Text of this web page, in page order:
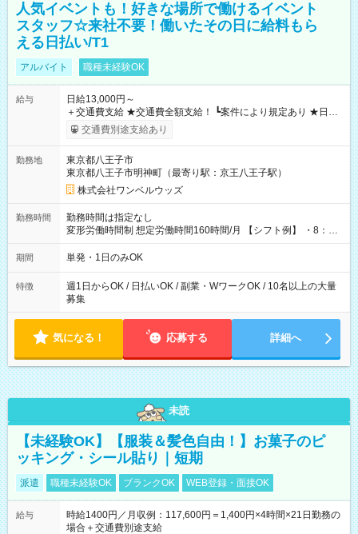
人気イベントも！好きな場所で働けるイベント
スタッフ☆来社不要！働いたその日に給料もら
える日払い/T1
アルバイト 職種未経験OK
給与
日給13,000円～
＋交通費支給 ★交通費全額支給！ ┗案件により規定あり ★日払
いOK！（規定あり） ┗働いたその日に現金GET♪ お仕事後はコ
ンビニATMから 日払い分を引き落とせます！ 【試用期間】試
交通費別途支給あり
勤務地
東京都八王子市
東京都八王子市明神町（最寄り駅：京王八王子駅）
株式会社ワンベルウッズ
勤務時間
勤務時間は指定なし
変形労働時間制 想定労働時間160時間/月 【シフト例】 ・8：00
～21：00
期間 単発・1日のみOK
特徴
週1日からOK / 日払いOK / 副業・WワークOK / 10名以上の大量
募集
気になる！ 応募する 詳細へ
未読
【未経験OK】【服装＆髪色自由！】お菓子のピ
ッキング・シール貼り｜短期
派遣 職種未経験OK ブランクOK WEB登録・面接OK
給与
時給1400円／月収例：117,600円＝1,400円×4時間×21日勤務の
場合＋交通費別途支給